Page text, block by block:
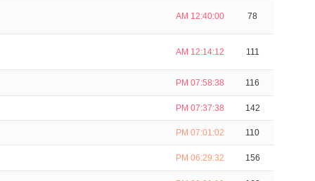
AM 12:40:00 78
AM 12:14:12 111
PM 07:58:38 116
PM 07:37:38 142
PM 07:01:02 110
PM 06:29:32 156